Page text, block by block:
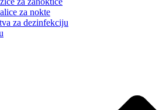
za nokte
za dezinfekciju